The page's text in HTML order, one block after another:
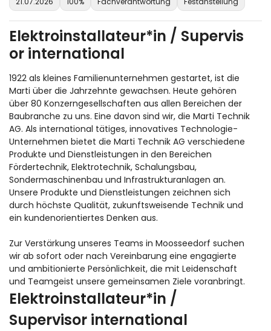
Elektroinstallateur*in / Supervis
or international
1922 als kleines Familienunternehmen gestartet, ist die
Marti über die Jahrzehnte gewachsen. Heute gehören
über 80 Konzerngesellschaften aus allen Bereichen der
Baubranche zu uns. Eine davon sind wir, die Marti Technik
AG. Als international tätiges, innovatives Technologie-
Unternehmen bietet die Marti Technik AG verschiedene
Produkte und Dienstleistungen in den Bereichen
Fördertechnik, Elektrotechnik, Schalungsbau,
Sondermaschinenbau und Infrastrukturanlagen an.
Unsere Produkte und Dienstleistungen zeichnen sich
durch höchste Qualität, zukunftsweisende Technik und
ein kundenorientiertes Denken aus.
Zur Verstärkung unseres Teams in Moosseedorf suchen
wir ab sofort oder nach Vereinbarung eine engagierte
und ambitionierte Persönlichkeit, die mit Leidenschaft
und Teamgeist unsere gemeinsamen Ziele voranbringt.
Elektroinstallateur*in /
Supervisor international